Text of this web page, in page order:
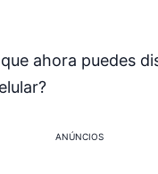
ahora puedes
ANÚNCIOS